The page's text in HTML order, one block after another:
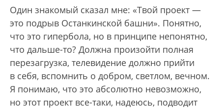
Один знакомый сказал мне: «Твой проект —
это подрыв Останкинской башни». Понятно,
что это гипербола, но в принципе непонятно,
что дальше-то? Должна произойти полная
перезагрузка, телевидение должно прийти
в себя, вспомнить о добром, светлом, вечном.
Я понимаю, что это абсолютно невозможно,
но этот проект все-таки, надеюсь, подводит